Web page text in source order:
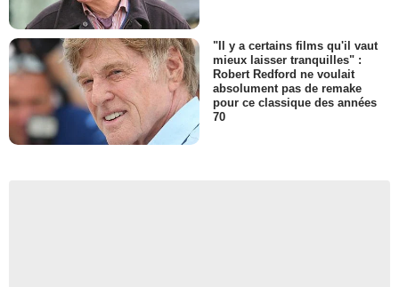
"Il y a certains films qu'il vaut
mieux laisser tranquilles" :
Robert Redford ne voulait
absolument pas de remake
pour ce classique des années
70